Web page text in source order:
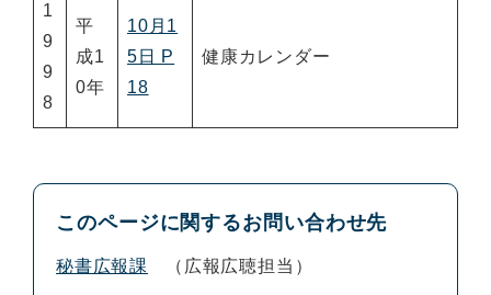
1
9
9
8
平
成1
0年
10月1
5日 P
18
健康カレンダー
このページに関するお問い合わせ先
秘書広報課 広報広聴担当